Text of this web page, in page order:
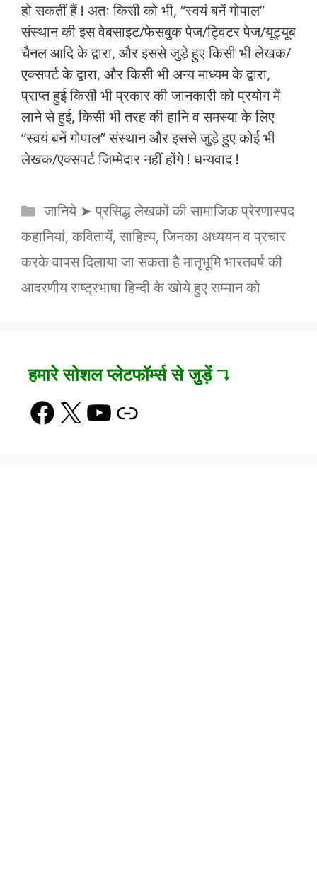
हो सकतीं हैं ! अतः किसी को भी, “स्वयं बनें गोपाल”
संस्थान की इस वेबसाइट/फेसबुक पेज/ट्विटर पेज/यूट्यूब
चैनल आदि के द्वारा, और इससे जुड़े हुए किसी भी लेखक/
एक्सपर्ट के द्वारा, और किसी भी अन्य माध्यम के द्वारा,
प्राप्त हुई किसी भी प्रकार की जानकारी को प्रयोग में
लाने से हुई, किसी भी तरह की हानि व समस्या के लिए
“स्वयं बनें गोपाल” संस्थान और इससे जुड़े हुए कोई भी
लेखक/एक्सपर्ट जिम्मेदार नहीं होंगे ! धन्यवाद !
Categories
जानिये ➤ प्रसिद्ध लेखकों की सामाजिक प्रेरणास्पद
कहानियां, कवितायें, साहित्य, जिनका अध्ययन व प्रचार
करके वापस दिलाया जा सकता है मातृभूमि भारतवर्ष की
आदरणीय राष्ट्रभाषा हिन्दी के खोये हुए सम्मान को
हमारे सोशल प्लेटफॉर्म्स से जुड़ें ↴
Facebook
X YouTube
Link